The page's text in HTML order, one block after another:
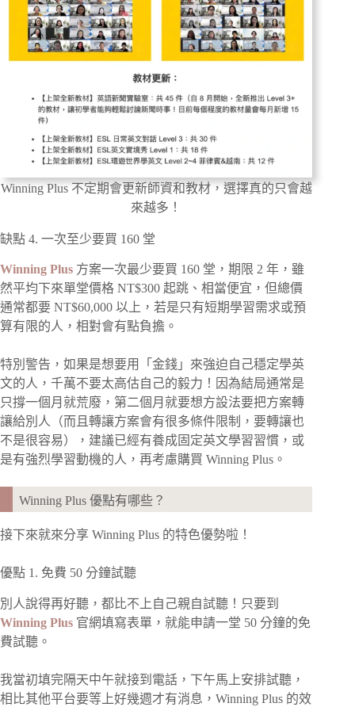
Winning Plus 不定期會更新師資和教材，選擇真的只會越
來越多！
缺點 4. 一次至少要買 160 堂
Winning Plus 方案一次最少要買 160 堂，期限 2 年，雖
然平均下來單堂價格 NT$300 起跳、相當便宜，但總價
通常都要 NT$60,000 以上，若是只有短期學習需求或預
算有限的人，相對會有點負擔。
特別警告，如果是想要用「金錢」來強迫自己穩定學英
文的人，千萬不要太高估自己的毅力！因為結局通常是
只撐一個月就荒廢，第二個月就要想方設法要把方案轉
讓給別人（而且轉讓方案會有很多條件限制，要轉讓也
不是很容易），建議已經有養成固定英文學習習慣，或
是有強烈學習動機的人，再考慮購買 Winning Plus。
Winning Plus 優點有哪些？
接下來就來分享 Winning Plus 的特色優勢啦！
優點 1. 免費 50 分鐘試聽
別人說得再好聽，都比不上自己親自試聽！只要到
Winning Plus 官網填寫表單，就能申請一堂 50 分鐘的免
費試聽。
我當初填完隔天中午就接到電話，下午馬上安排試聽，
相比其他平台要等上好幾週才有消息，Winning Plus 的效